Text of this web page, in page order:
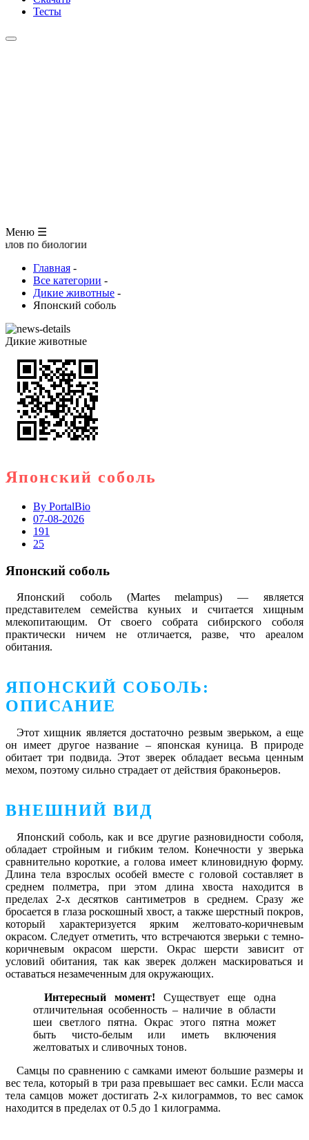
Тесты
Меню ☰
Главная -
Все категории -
Дикие животные -
Японский соболь
Дикие животные
Японский соболь
By PortalBio
07-08-2026
191
25
Японский соболь
Японский соболь (Martes melampus) — является
представителем семейства куньих и считается хищным
млекопитающим. От своего собрата сибирского соболя
практически ничем не отличается, разве, что ареалом
обитания.
ЯПОНСКИЙ СОБОЛЬ:
ОПИСАНИЕ
Этот хищник является достаточно резвым зверьком, а еще
он имеет другое название – японская куница. В природе
обитает три подвида. Этот зверек обладает весьма ценным
мехом, поэтому сильно страдает от действия браконьеров.
ВНЕШНИЙ ВИД
Японский соболь, как и все другие разновидности соболя,
обладает стройным и гибким телом. Конечности у зверька
сравнительно короткие, а голова имеет клиновидную форму.
Длина тела взрослых особей вместе с головой составляет в
среднем полметра, при этом длина хвоста находится в
пределах 2-х десятков сантиметров в среднем. Сразу же
бросается в глаза роскошный хвост, а также шерстный покров,
который характеризуется ярким желтовато-коричневым
окрасом. Следует отметить, что встречаются зверьки с темно-
коричневым окрасом шерсти. Окрас шерсти зависит от
условий обитания, так как зверек должен маскироваться и
оставаться незамеченным для окружающих.
Интересный момент! Существует еще одна
отличительная особенность – наличие в области
шеи светлого пятна. Окрас этого пятна может
быть чисто-белым или иметь включения
желтоватых и сливочных тонов.
Самцы по сравнению с самками имеют большие размеры и
вес тела, который в три раза превышает вес самки. Если масса
тела самцов может достигать 2-х килограммов, то вес самок
находится в пределах от 0.5 до 1 килограмма.